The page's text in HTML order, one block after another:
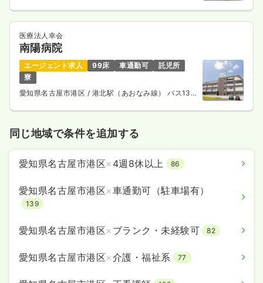
医療法人幸会
南陽病院
エージェント求人 99床 車通勤可
託児所
寮
愛知県名古屋市港区 / 港北駅（あおなみ線） バス13
同じ地域で条件を追加する
愛知県名古屋市港区× 4週8休以上 86
愛知県名古屋市港区×車通勤可（駐車場有）
139
愛知県名古屋市港区× ブランク・未経験可 82
愛知県名古屋市港区×介護・福祉系 77